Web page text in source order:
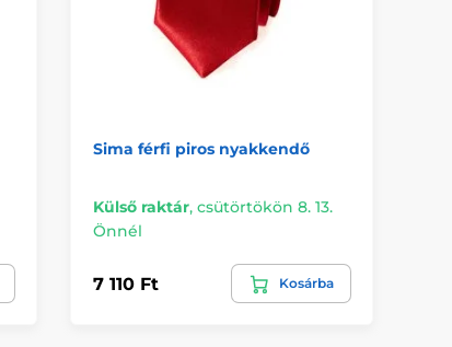
Sima férfi piros nyakkendő
Külső raktár, csütörtökön 8. 13.
Önnél
7 110 Ft Kosárba